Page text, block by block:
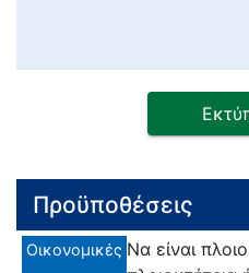
Προϋποθέσεις
Οικονομικές Να είναι